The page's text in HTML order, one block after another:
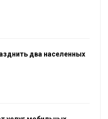
два населенных